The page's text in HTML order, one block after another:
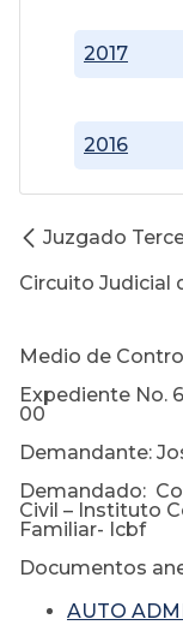
2016
2017
Juzgado
Circuito Judicial
Medio de
Expediente No.
00
Demandante:
Demandado:
Civil – Instituto
Familiar- Icbf
Documentos
AUTO